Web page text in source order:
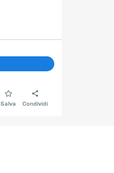
Salva Condividi